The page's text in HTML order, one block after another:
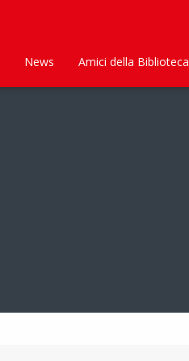
News Amici della Biblioteca